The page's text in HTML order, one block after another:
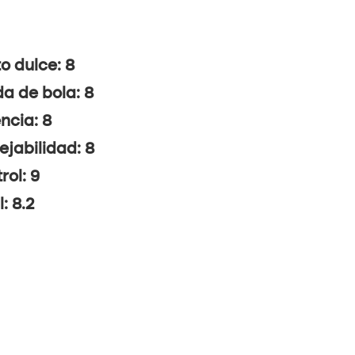
dulce: 8
de bola: 8
8
8
9
8.2